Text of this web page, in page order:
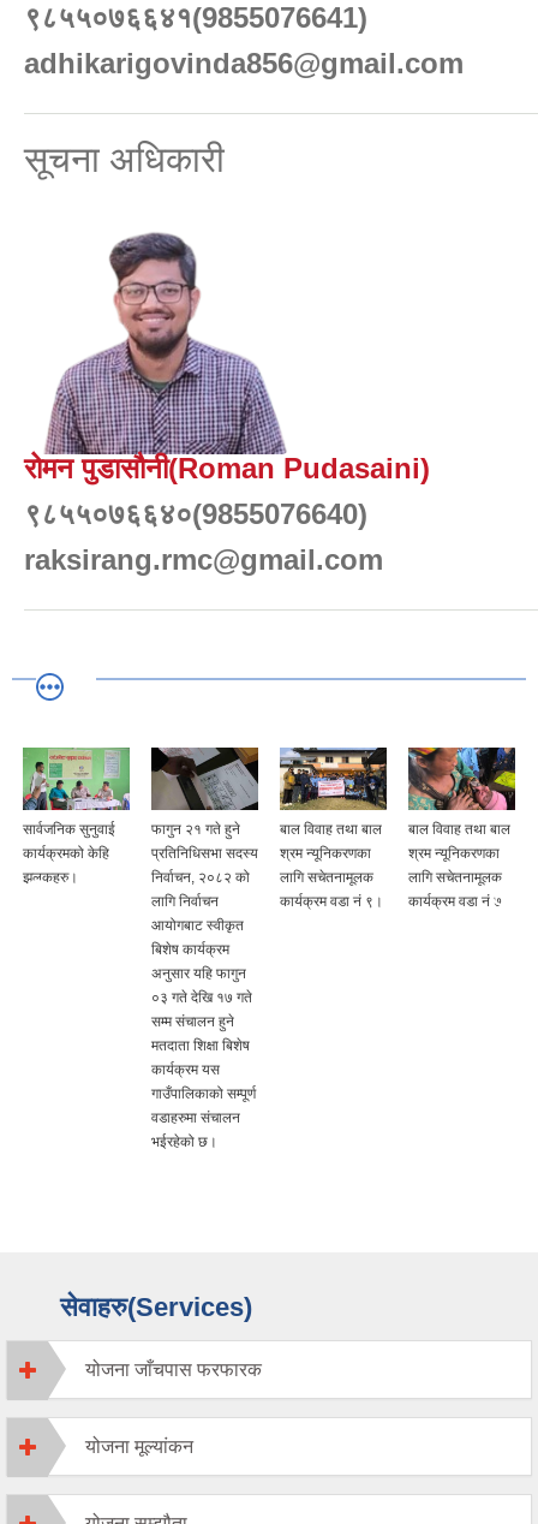
९८५५०७६६४१(9855076641)
adhikarigovinda856@gmail.com
सूचना अधिकारी
रोमन पुडासौनी(Roman Pudasaini)
९८५५०७६६४०(9855076640)
raksirang.rmc@gmail.com
फागुन २१ गते हुने
प्रतिनिधिसभा सदस्य
निर्वाचन, २०८२ को
बाल विवाह तथा बाल
श्रम न्यूनिकरणका
लागि सचेतनामूलक
कार्यक्रम वडा नं ९।
बाल विवाह तथा बाल
श्रम न्यूनिकरणका
लागि सचेतनामूलक
कार्यक्रम वडा नं ७
सार्वजनिक सुनुवाई
कार्यक्रमको केहि
झलकहरु।
सेवाहरु(Services)
योजना जाँचपास फरफारक
योजना मूल्यांकन